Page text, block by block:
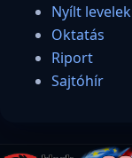
Nyílt levelek
Oktatás
Riport
Sajtóhír